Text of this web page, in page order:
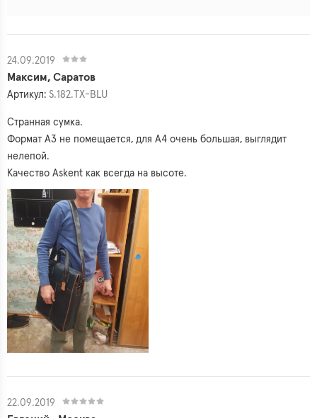
24.09.2019
Максим, Саратов
Артикул: S.182.TX-BLU
Странная сумка.
Формат А3 не помещается, для А4 очень большая, выглядит
нелепой.
Качество Askent как всегда на высоте.
22.09.2019